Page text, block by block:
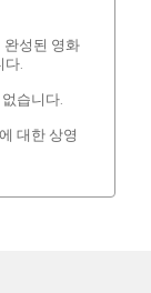
성된 영화
.
습니다.
대한 상영